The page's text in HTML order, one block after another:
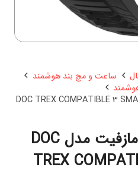
ساعت و مچ بند هوشمند
ساعت هوشمند امازفیت مدل DOC
TREX